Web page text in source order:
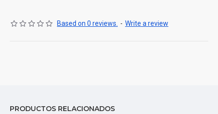
Based on 0 reviews. - Write a review
PRODUCTOS RELACIONADOS